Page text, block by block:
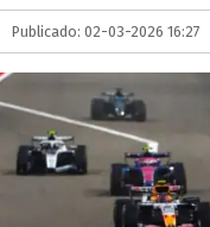
Publicado: 02-03-2026 16:27